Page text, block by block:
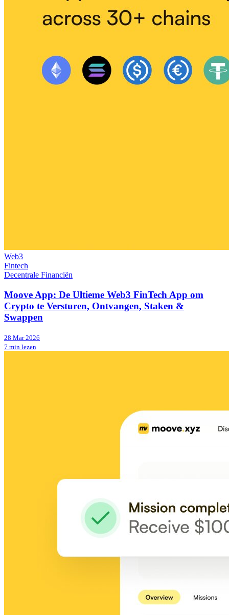
Web3
Fintech
Decentrale Financiën
Moove App: De Ultieme Web3 FinTech App om
Crypto te Versturen, Ontvangen, Staken &
Swappen
28 Mar 2026
7 min lezen